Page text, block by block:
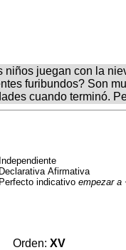
niños juegan con la
furibundos? Son
cuando terminó.
Independiente
Declarativa Afirmativa
Perfecto indicativoempezar a
Orden:XV